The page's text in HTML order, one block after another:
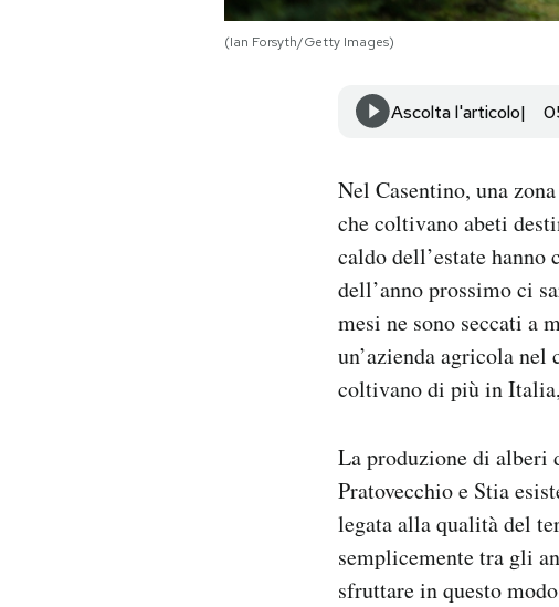
(Ian Forsyth/Getty Images)
Ascolta l'articolo
Nel Casentino, una
che coltivano abeti
caldo dell’estate
dell’anno prossimo ci
mesi ne sono seccati a
un’azienda agricola nel
coltivano di più in
La produzione di alberi
Pratovecchio e Stia
legata alla qualità del
semplicemente tra gli
sfruttare in questo